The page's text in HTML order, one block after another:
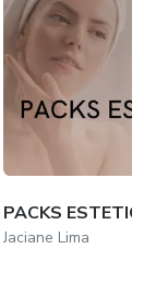
PACKS ESTETICA
Jaciane Lima